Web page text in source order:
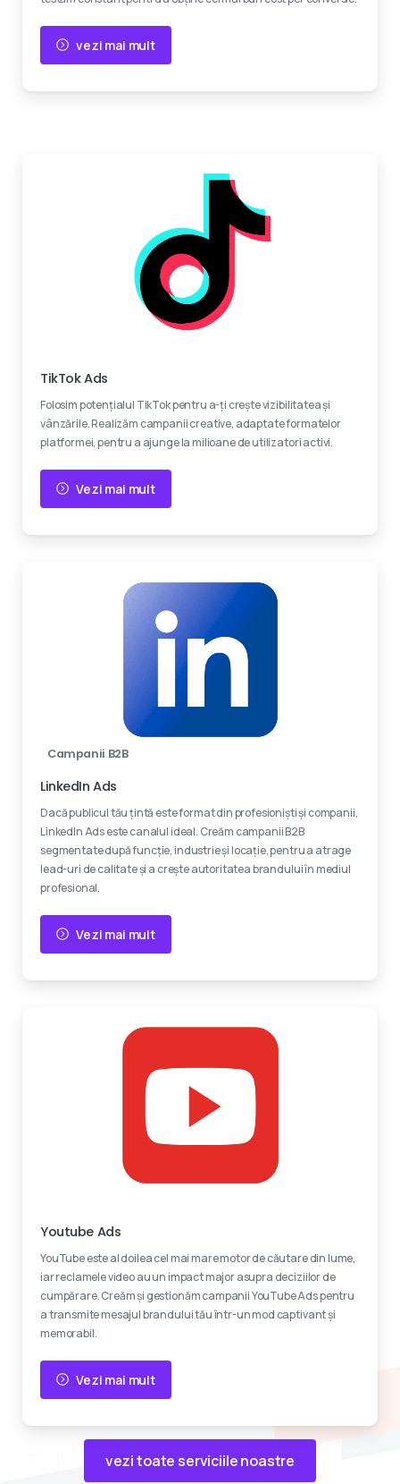
vezi mai mult
TikTok Ads
Folosim potențialul TikTok pentru a-ți crește vizibilitatea și
vânzările. Realizăm campanii creative, adaptate formatelor
platformei, pentru a ajunge la milioane de utilizatori activi.
Vezi mai mult
Campanii B2B
LinkedIn Ads
Dacă publicul tău țintă este format din profesioniști și companii,
LinkedIn Ads este canalul ideal. Creăm campanii B2B
segmentate după funcție, industrie și locație, pentru a atrage
lead-uri de calitate și a crește autoritatea brandului în mediul
profesional.
Vezi mai mult
Youtube Ads
YouTube este al doilea cel mai mare motor de căutare din lume,
iar reclamele video au un impact major asupra deciziilor de
cumpărare. Creăm și gestionăm campanii YouTube Ads pentru
a transmite mesajul brandului tău într-un mod captivant și
memorabil.
Vezi mai mult
vezi toate serviciile noastre